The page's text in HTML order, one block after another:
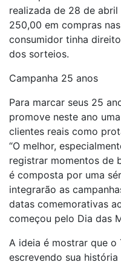
realizada de 28 de abril
250,00 em compras
consumidor tinha
dos sorteios.
Campanha 25 anos
Para marcar seus 25
promove neste ano
clientes reais como
“O melhor,
registrar momentos de
é composta por uma
integrarão as
datas comemorativas
começou pelo Dia das
A ideia é mostrar que o
escrevendo sua